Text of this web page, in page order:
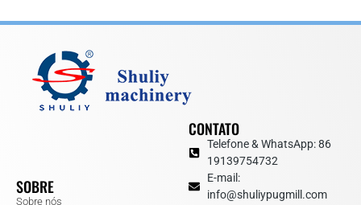
SOBRE
Sobre nós
CONTATO
Telefone & WhatsApp: 86
19139754732
E-mail:
info@shuliypugmill.com